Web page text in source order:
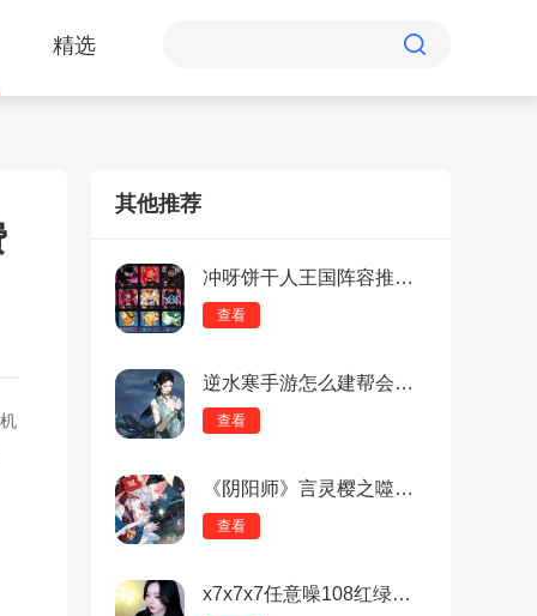
精选
其他推荐
冲呀饼干人王国阵容推荐：推图/竞技场强力队伍搭配指南
查看
逆水寒手游怎么建帮会？《逆水寒手游》建帮会方法
查看
《阴阳师》言灵樱之噬皮肤怎么获得？言灵樱之噬皮肤获得方法一览
查看
x7x7x7任意噪108红绿灯：超真实战场体验，营级战斗模拟新纪元！